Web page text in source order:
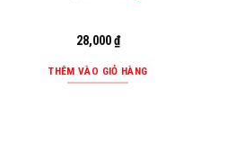
28,000₫
THÊM VÀO GIỎ HÀNG